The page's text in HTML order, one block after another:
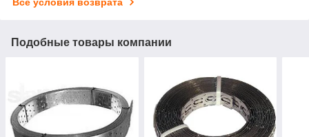
Подобные товары компании